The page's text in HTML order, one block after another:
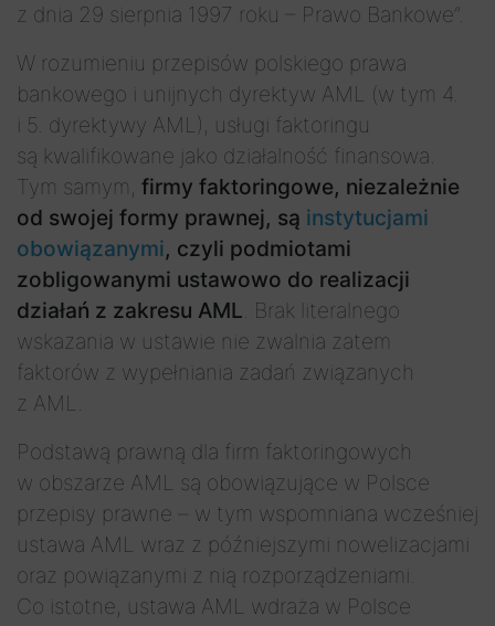
z dnia 29 sierpnia 1997 roku – Prawo Bankowe”.
W rozumieniu przepisów polskiego prawa
bankowego i unijnych dyrektyw AML (w tym 4.
i 5. dyrektywy AML), usługi faktoringu
są kwalifikowane jako działalność finansowa.
Tym samym, firmy faktoringowe, niezależnie
od swojej formy prawnej, są instytucjami
obowiązanymi, czyli podmiotami
zobligowanymi ustawowo do realizacji
działań z zakresu AML. Brak literalnego
wskazania w ustawie nie zwalnia zatem
faktorów z wypełniania zadań związanych
z AML.
Podstawą prawną dla firm faktoringowych
w obszarze AML są obowiązujące w Polsce
przepisy prawne – w tym wspomniana wcześniej
ustawa AML wraz z późniejszymi nowelizacjami
oraz powiązanymi z nią rozporządzeniami.
Co istotne, ustawa AML wdraża w Polsce